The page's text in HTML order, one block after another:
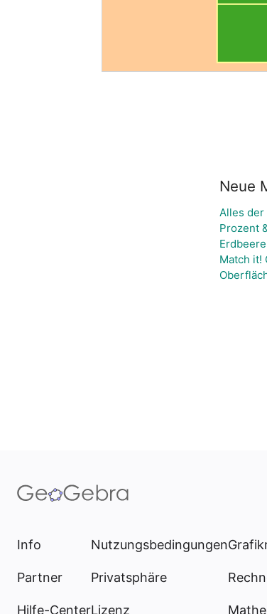
Neue
Alles der
Prozent
Match it!
Info
Partner
Hilfe-Center
Nutzungsbedingungen
Privatsphäre
Lizenz